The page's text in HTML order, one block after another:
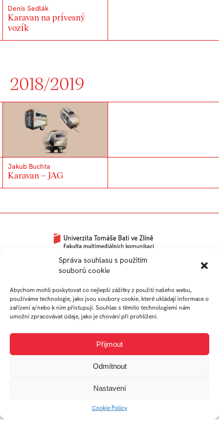
Správa souhlasu s použitím
souborů cookie
Abychom mohli poskytovat co nejlepší zážitky z použití našeho webu,
používáme technologie, jako jsou soubory cookie, které ukládají informace o
zařízení a/nebo k nim přistupují. Souhlas s těmito technologiemi nám
umožní zpracovávat údaje, jako je chování při prohlížení.
Přijmout
Odmítnout
Nastavení
Cookie Policy
Denis Sedlák
Karavan na prívesný
vozík
2018/2019
Jakub Buchta
Karavan – JAG
Univerzitní 2431
760 01 Zlín
info@fmk.utb.cz
FB
IN YTB LI